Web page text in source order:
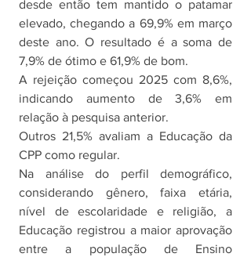
desde então tem mantido o patamar
elevado, chegando a 69,9% em março
deste ano. O resultado é a soma de
7,9% de ótimo e 61,9% de bom.
A rejeição começou 2025 com 8,6%,
indicando aumento de 3,6% em
relação à pesquisa anterior.
Outros 21,5% avaliam a Educação da
CPP como regular.
Na análise do perfil demográfico,
considerando gênero, faixa etária,
nível de escolaridade e religião, a
Educação registrou a maior aprovação
entre a população de Ensino